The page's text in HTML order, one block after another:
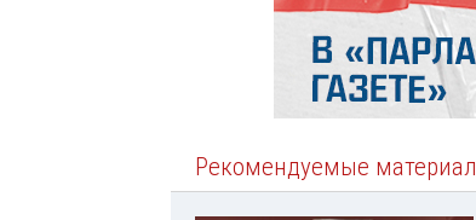
Рекомендуемые